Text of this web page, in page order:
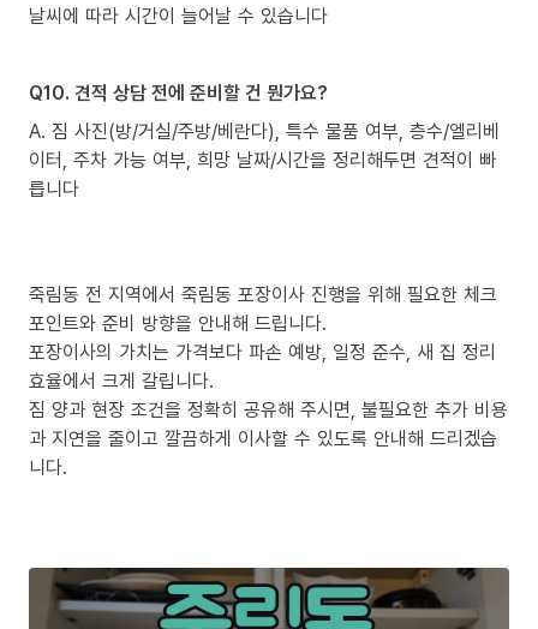
날씨에 따라 시간이 늘어날 수 있습니다
Q10. 견적 상담 전에 준비할 건 뭔가요?
A. 짐 사진(방/거실/주방/베란다), 특수 물품 여부, 층수/엘리베
이터, 주차 가능 여부, 희망 날짜/시간을 정리해두면 견적이 빠
릅니다
죽림동 전 지역에서 죽림동 포장이사 진행을 위해 필요한 체크
포인트와 준비 방향을 안내해 드립니다.
포장이사의 가치는 가격보다 파손 예방, 일정 준수, 새 집 정리
효율에서 크게 갈립니다.
짐 양과 현장 조건을 정확히 공유해 주시면, 불필요한 추가 비용
과 지연을 줄이고 깔끔하게 이사할 수 있도록 안내해 드리겠습
니다.